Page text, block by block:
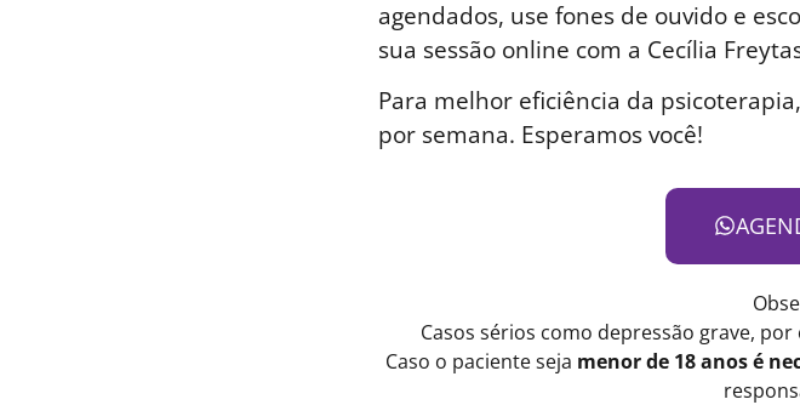
agendados, use fones de ouvido e
sua sessão online com a Cecília
Para melhor eficiência da
por semana. Esperamos você!
Casos sérios como depressão grave,
Caso o paciente seja menor de 18 anos é